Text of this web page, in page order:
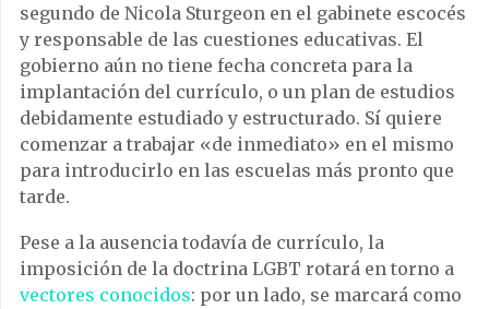
segundo de Nicola Sturgeon en el gabinete escocés
y responsable de las cuestiones educativas. El
gobierno aún no tiene fecha concreta para la
implantación del currículo, o un plan de estudios
debidamente estudiado y estructurado. Sí quiere
comenzar a trabajar «de inmediato» en el mismo
para introducirlo en las escuelas más pronto que
tarde.
Pese a la ausencia todavía de currículo, la
imposición de la doctrina LGBT rotará en torno a
vectores conocidos: por un lado, se marcará como